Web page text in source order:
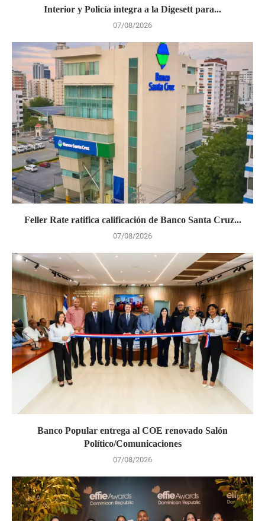
Interior y Policía integra a la Digesett para...
07/08/2026
Feller Rate ratifica calificación de Banco Santa Cruz...
07/08/2026
Banco Popular entrega al COE renovado Salón
Político/Comunicaciones
07/08/2026